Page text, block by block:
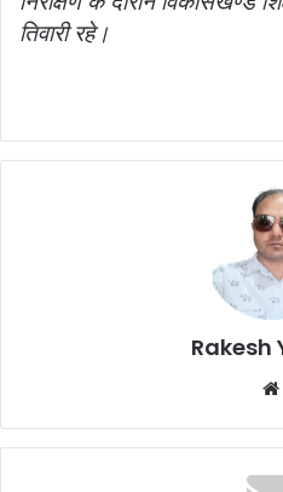
तिवारी रहे।
Rakesh